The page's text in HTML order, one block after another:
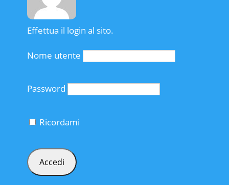
Effettua il login al sito.
Nome utente
Password
Ricordami